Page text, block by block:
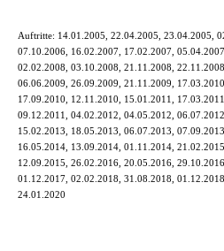
Auftritte: 14.01.2005, 22.04.2005, 23.04.2005,
07.10.2006, 16.02.2007, 17.02.2007,
02.02.2008, 03.10.2008, 21.11.2008,
06.06.2009, 26.09.2009, 21.11.2009,
17.09.2010, 12.11.2010, 15.01.2011,
09.12.2011, 04.02.2012, 04.05.2012,
15.02.2013, 18.05.2013, 06.07.2013,
16.05.2014, 13.09.2014, 01.11.2014,
12.09.2015, 26.02.2016, 20.05.2016,
01.12.2017, 02.02.2018, 31.08.2018,
24.01.2020